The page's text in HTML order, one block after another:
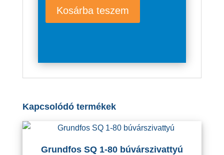
Kosárba teszem
Kapcsolódó termékek
Grundfos SQ 1-80 búvárszivattyú